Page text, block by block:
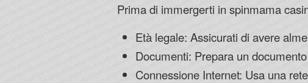
Prima di immergerti in spinmama
Età legale: Assicurati di avere
Documenti: Prepara un
Connessione Internet: Usa una